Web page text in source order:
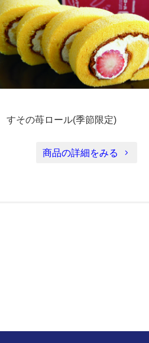
すその苺ロール(季節限定)
商品の詳細をみる